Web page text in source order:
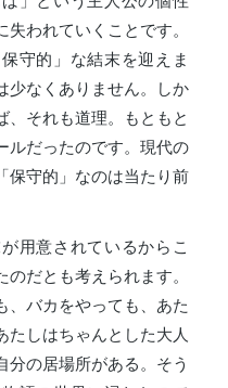
われていくことです。
守的」な結末を迎えま
少なくありません。しか
、それも道理。もともと
ルだったのです。現代の
保守的」なのは当たり前
用意されているからこ
だとも考えられます。
、バカをやっても、あた
たしはちゃんとした大人
の居場所がある。そう